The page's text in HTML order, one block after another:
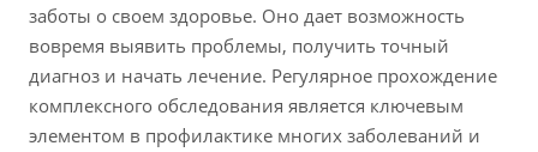
заботы о своем здоровье. Оно дает возможность
вовремя выявить проблемы, получить точный
диагноз и начать лечение. Регулярное прохождение
комплексного обследования является ключевым
элементом в профилактике многих заболеваний и